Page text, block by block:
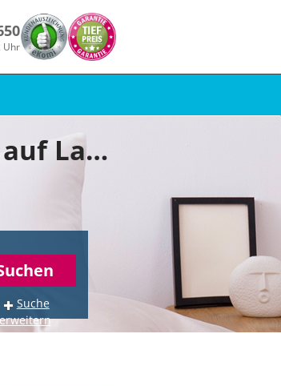
Uhr
Günstige Hotelangebote für Ihren Sport-Urlaub auf Lanzarote!
Suche